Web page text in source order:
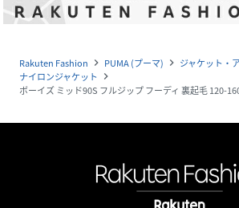
Rakuten Fashion navigate_next PUMA (プーマ) navigate_next ジャケット・
ナイロンジャケット navigate_next
ボーイズ ミッド90S フルジップ フーディ 裏起毛 120-